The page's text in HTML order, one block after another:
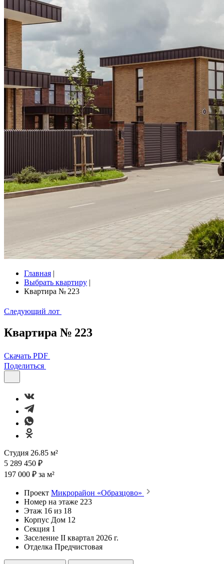
Главная |
Выбрать квартиру |
Квартира № 223
Следующий лот
Квартира № 223
Скачать PDF
Поделиться
Студия 26.85 м²
5 289 450 ₽
197 000 ₽ за м²
Проект Микрорайон «Образцово»
Номер на этаже 223
Этаж 16 из 18
Корпус Дом 12
Секция 1
Заселение II квартал 2026 г.
Отделка Предчистовая